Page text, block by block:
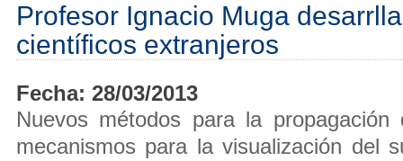
Profesor Ignacio Muga
científicos extranjeros
Fecha: 28/03/2013
Nuevos métodos para la
mecanismos para la visualización del